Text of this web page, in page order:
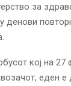
за
денови
кој на 27
еден е